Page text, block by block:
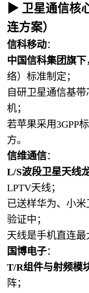
▶ 卫星通信核
连方案）
信科移动：
中国信科集团旗下
络）标准制定；
自研卫星通信基
机；
若苹果采用3GPP
方。
信维通信：
L/S波段卫星天线
LPTV天线；
已送样华为、小
验证中；
天线是手机直连最
国博电子：
T/R组件与射频模
阵；